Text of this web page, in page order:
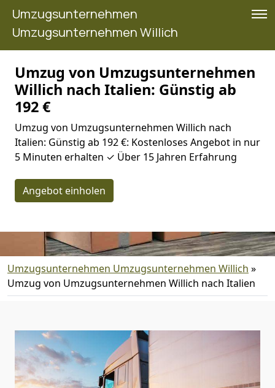
Umzugsunternehmen
Umzugsunternehmen Willich
Umzug von Umzugsunternehmen
Willich nach Italien: Günstig ab
192 €
Umzug von Umzugsunternehmen Willich nach
Italien: Günstig ab 192 €: Kostenloses Angebot in nur
5 Minuten erhalten ✓ Über 15 Jahren Erfahrung
Angebot einholen
Umzugsunternehmen Umzugsunternehmen Willich »
Umzug von Umzugsunternehmen Willich nach Italien